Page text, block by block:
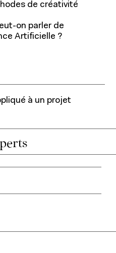
de créativité
on parler de
Artificielle ?
à un projet